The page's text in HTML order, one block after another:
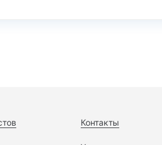
Контакты